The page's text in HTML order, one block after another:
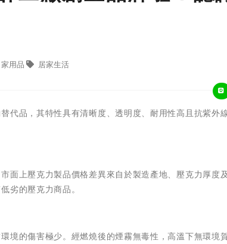
家用品 居家生活
代品，其特性具有清晰度、透明度、耐用性高且抗紫外
面上壓克力製品價格差異來自於製造產地、壓克力厚度
劣的壓克力商品。
境的傷害極少。經燃燒後的煙霧無毒性，高溫下無環境